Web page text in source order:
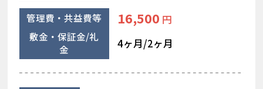
管理費・共益費等 16,500 円
敷金・保証金/礼
金
4ヶ月/2ヶ月